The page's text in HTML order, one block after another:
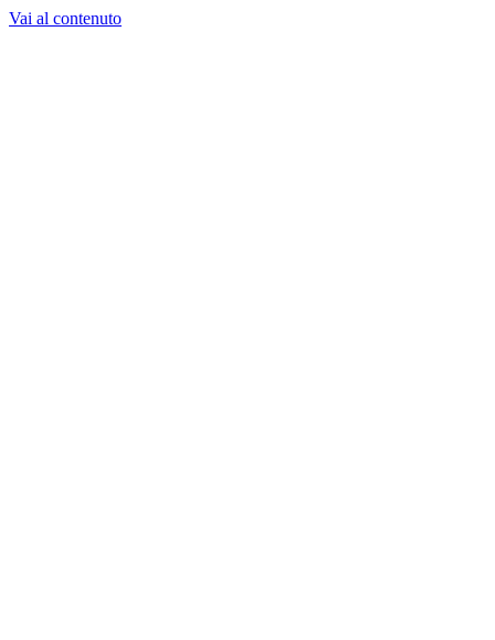
Vai al contenuto